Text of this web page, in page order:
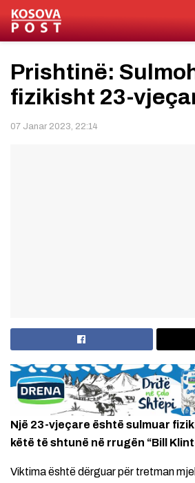
Prishtinë:
fizikisht 23-
07 Janar 2023, 22:14
Një 23-vjeçare është sulmuar
këtë të shtunë në rrugën “Bill
Viktima është dërguar për tretman